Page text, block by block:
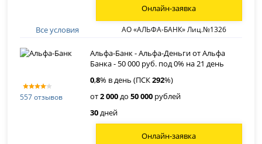
Все условия АО «АЛЬФА-БАНК» Лиц.№1326
Онлайн-заявка
557 отзывов
Альфа-Банк - Альфа-Деньги от Альфа
Банка - 50 000 руб. под 0% на 21 день
0,8% в день (ПСК292%)
от2 000до50 000 рублей
30дней
Онлайн-заявка